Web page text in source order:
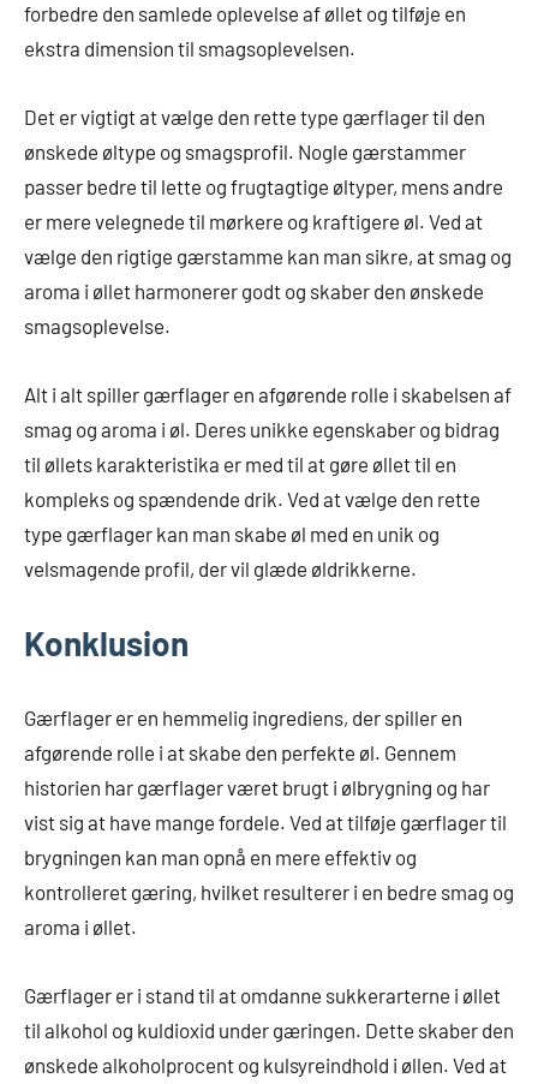
forbedre den samlede oplevelse af øllet og tilføje en
ekstra dimension til smagsoplevelsen.
Det er vigtigt at vælge den rette type gærflager til den
ønskede øltype og smagsprofil. Nogle gærstammer
passer bedre til lette og frugtagtige øltyper, mens andre
er mere velegnede til mørkere og kraftigere øl. Ved at
vælge den rigtige gærstamme kan man sikre, at smag og
aroma i øllet harmonerer godt og skaber den ønskede
smagsoplevelse.
Alt i alt spiller gærflager en afgørende rolle i skabelsen af
smag og aroma i øl. Deres unikke egenskaber og bidrag
til øllets karakteristika er med til at gøre øllet til en
kompleks og spændende drik. Ved at vælge den rette
type gærflager kan man skabe øl med en unik og
velsmagende profil, der vil glæde øldrikkerne.
Konklusion
Gærflager er en hemmelig ingrediens, der spiller en
afgørende rolle i at skabe den perfekte øl. Gennem
historien har gærflager været brugt i ølbrygning og har
vist sig at have mange fordele. Ved at tilføje gærflager til
brygningen kan man opnå en mere effektiv og
kontrolleret gæring, hvilket resulterer i en bedre smag og
aroma i øllet.
Gærflager er i stand til at omdanne sukkerarterne i øllet
til alkohol og kuldioxid under gæringen. Dette skaber den
ønskede alkoholprocent og kulsyreindhold i øllen. Ved at